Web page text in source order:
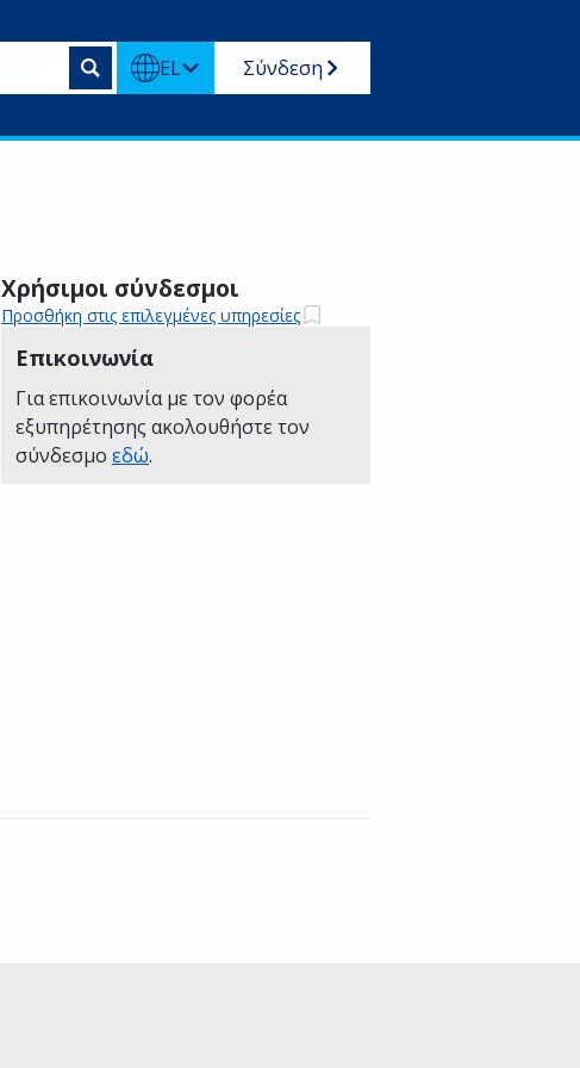
EL Σύνδεση
Χρήσιμοι σύνδεσμοι
Προσθήκη στις επιλεγμένες υπηρεσίες
Επικοινωνία
Για επικοινωνία με τον φορέα
εξυπηρέτησης ακολουθήστε τον
σύνδεσμο εδώ.